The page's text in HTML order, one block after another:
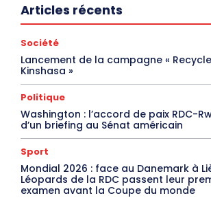
Articles récents
Société
Lancement de la campagne «
Kinshasa »
Politique
Washington : l’accord de paix RDC-
d’un briefing au Sénat américain
Sport
Mondial 2026 : face au Danemark à
Léopards de la RDC passent leur
examen avant la Coupe du monde